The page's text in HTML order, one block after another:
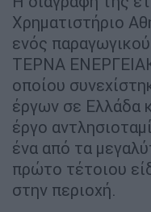
Χρηματιστήριο
ενός
ΤΕΡΝΑ
οποίου
έργων σε Ελλάδα
έργο
ένα από τα
πρώτο τέτοιου
στην περιοχή.